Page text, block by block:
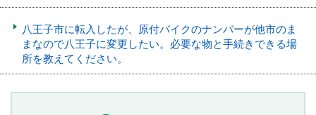
八王子市に転入したが、原付バイクのナンバーが他市のま
まなので八王子に変更したい。必要な物と手続きできる場
所を教えてください。